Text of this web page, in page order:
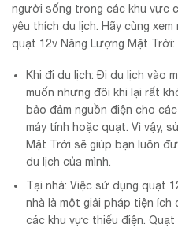
người sống trong các khu vực
yêu thích du lịch. Hãy cùng
quạt 12v Năng Lượng Mặt Trời:
Khi đi du lịch: Đi du lịch vào
muốn nhưng đôi khi lại rất
bảo đảm nguồn điện cho
máy tính hoặc quạt. Vì vậy,
Mặt Trời sẽ giúp bạn luôn
du lịch của mình.
Tại nhà: Việc sử dụng quạt
nhà là một giải pháp tiện ích
các khu vực thiếu điện.